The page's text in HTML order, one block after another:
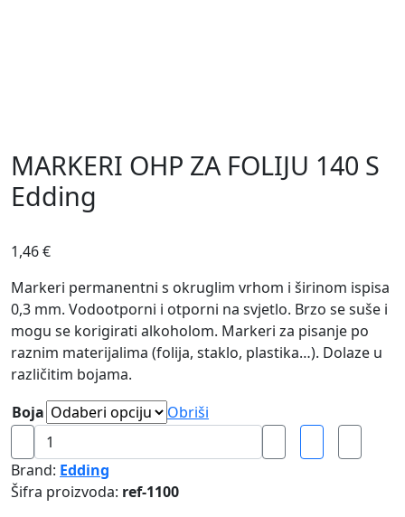
MARKERI OHP ZA FOLIJU 140 S
Edding
1,46€
Markeri permanentni s okruglim vrhom i širinom ispisa
0,3 mm. Vodootporni i otporni na svjetlo. Brzo se suše i
mogu se korigirati alkoholom. Markeri za pisanje po
raznim materijalima (folija, staklo, plastika…). Dolaze u
različitim bojama.
Boja
Obriši
MARKERI
OHP
ZA
FOLIJU
Brand: Edding
Šifra proizvoda: ref-1100